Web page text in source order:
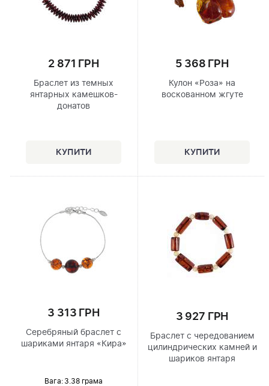
2 871 ГРН
Браслет из темных
янтарных камешков-
донатов
5 368 ГРН
Кулон «Роза» на
воскованном жгуте
3 313 ГРН
Серебряный браслет с
шариками янтаря «Кира»
Вага: 3.38 грама
3 927 ГРН
Браслет с чередованием
цилиндрических камней и
шариков янтаря